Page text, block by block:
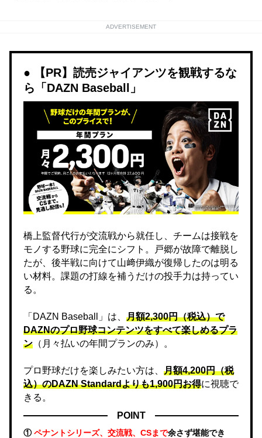
ADVERTISEMENT
【PR】読売ジャイアンツを観戦するな
ら「DAZN Baseball」
橋上監督代行が交流戦から就任し、チームは接戦を
モノする野球に完全にシフト。戸郷が故障で離脱し
たが、後半戦に向けて山﨑伊織が復帰したのは明る
い材料。課題の打線を補うだけの投手力は持ってい
る。
「DAZN Baseball」は、 月額2,300円（税込）で
DAZNのプロ野球コンテンツをすべて楽しめるプラ
ン （月々払いの年間プランのみ）。
プロ野球だけを楽しみたい方は、 月額4,200円（税
込）のDAZN Standard​よりも1,900円お得に視聴で
きる。
POINT
①ペナントシリーズ、交流戦、CSまで余さず堪能でき